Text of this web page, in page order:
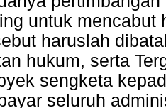
untuk mencabut
haruslah
hukum, serta
sengketa
seluruh